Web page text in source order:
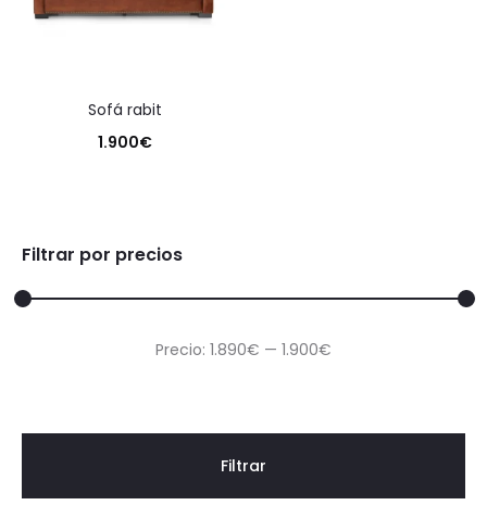
sofá rabit
1.900€
Filtrar por precios
Precio
Precio
Filtrar
Precio: 1.890€ — 1.900€